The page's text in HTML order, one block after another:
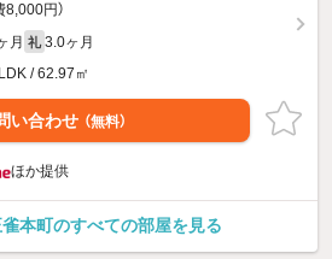
8,000円）
月 礼 3.0ヶ月
/ 62.97㎡
い合わせ （無料）
ほか提供
本町のすべての部屋を見る